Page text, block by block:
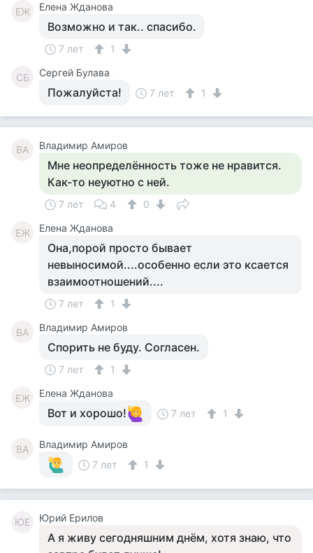
ЕЖ Елена Жданова
Возможно и так.. спасибо.
7 лет 1
СБ Сергей Булава
Пожалуйста! 7 лет 1
ВА Владимир Амиров
Мне неопределённость тоже не нравится.
Как-то неуютно с ней.
7 лет 4 0
ЕЖ Елена Жданова
Она,порой просто бывает
невыносимой....особенно если это ксается
взаимоотношений....
7 лет 1
ВА Владимир Амиров
Спорить не буду. Согласен.
7 лет 1
ЕЖ Елена Жданова
Вот и хорошо! 7 лет 1
ВА
Владимир Амиров
7 лет
1
ЮЕ Юрий Ерилов
А я живу сегодняшним днём, хотя знаю, что